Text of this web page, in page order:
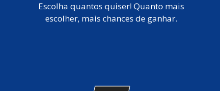
Escolha quantos quiser! Quanto mais
escolher, mais chances de ganhar.